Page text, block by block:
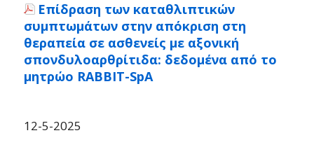
Επίδραση των καταθλιπτικών
συμπτωμάτων στην απόκριση στη
θεραπεία σε ασθενείς με αξονική
σπονδυλοαρθρίτιδα: δεδομένα από το
μητρώο RABBIT-SpA
12-5-2025